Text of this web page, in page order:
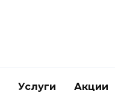
Услуги Акции